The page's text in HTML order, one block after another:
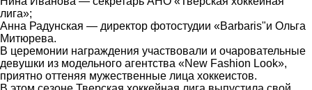
лига»;
Анна Радунская — директор фотостудии «Barbaris"и Ольга
Митюрева.
В церемонии награждения участвовали и очаровательные
девушки из модельного агентства «New Fashion Look»,
приятно оттеняя мужественные лица хоккеистов.